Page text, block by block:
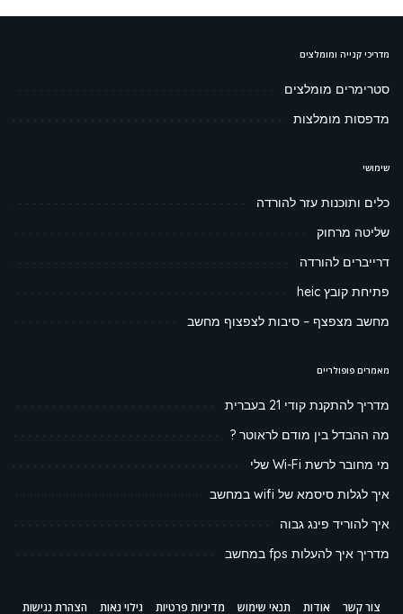
מדריכי קנייה ומומלצים
סטרימרים מומלצים
מדפסות מומלצות
שימושי
כלים ותוכנות עזר להורדה
שליטה מרחוק
דרייברים להורדה
פתיחת קובץ heic
מחשב מצפצף – סיבות לצפצוף מחשב
מאמרים פופולריים
מדריך להתקנת קודי 21 בעברית
מה ההבדל בין מודם לראוטר ?
מי מחובר לרשת Wi-Fi שלי
איך לגלות סיסמא של wifi במחשב
איך להוריד פינג גבוה
מדריך איך להעלות fps במחשב
צור קשר אודות תנאי שימוש מדיניות פרטיות גילוי נאות הצהרת נגישות